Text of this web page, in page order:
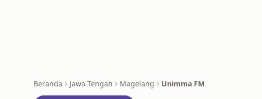
Beranda Jawa Tengah Magelang Unimma FM